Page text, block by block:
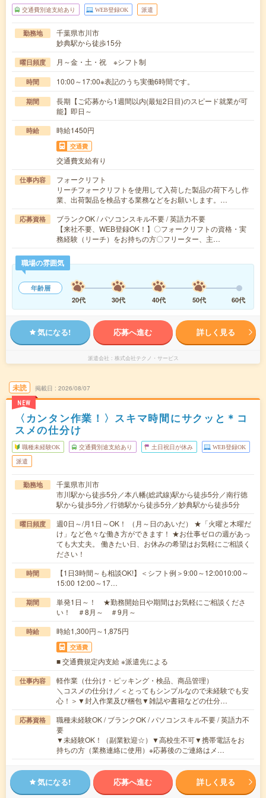
交通費別途支給あり WEB登録OK 派遣
勤務地
千葉県市川市
妙典駅から徒歩15分
曜日頻度 月～金・土・祝 ※シフト制
時間 10:00～17:00※表記のうち実働6時間です。
期間
長期【ご応募から1週間以内(最短2日目)のスピード就業が可
能】即日～
時給 時給1450円
交通費
交通費支給有り
仕事内容
フォークリフト
リーチフォークリフトを使用して入荷した製品の荷下ろし作
業、出荷製品を検品する業務などをお願いします。…
応募資格
ブランクOK / パソコンスキル不要 / 英語力不要
【来社不要、WEB登録OK！】〇フォークリフトの資格・実
務経験（リーチ）をお持ちの方〇フリーター、主…
職場の雰囲気
年齢層
20代
30代 40代 50代 60代
気になる! 応募へ進む 詳しく見る
派遣会社 株式会社テクノ・サービス
未読
NEW
掲載日 2026/08/07
〈カンタン作業！〉スキマ時間にサクッと＊コ
スメの仕分け
職種未経験OK 交通費別途支給あり 土日祝日が休み WEB登録OK
派遣
勤務地
千葉県市川市
市川駅から徒歩5分／本八幡(総武線)駅から徒歩5分／南行徳
駅から徒歩5分／行徳駅から徒歩5分／妙典駅から徒歩5分
曜日頻度
週0日～/月1日～OK！ （月～日のあいだ） ★「火曜と木曜だ
け」など色々な働き方ができます！ ★お仕事ゼロの週があっ
ても大丈夫。 働きたい日、お休みの希望はお気軽にご相談く
ださい！
時間
【1日3時間～も相談OK!】＜シフト例＞9:00～12:0010:00～
15:00 12:00～17…
期間
単発1日～！ ★勤務開始日や期間はお気軽にご相談くださ
い！ ＃8月～ ＃9月～
時給 時給1,300円～1,875円
交通費
■ 交通費規定内支給 ※派遣先による
仕事内容
軽作業（仕分け・ピッキング・検品、商品管理）
＼コスメの仕分け／＜とってもシンプルなので未経験でも安
心！＞▼封入作業及び梱包▼雑誌や書籍などの仕分…
応募資格
職種未経験OK / ブランクOK / パソコンスキル不要 / 英語力不
要
▼未経験OK！（副業歓迎☆）▼高校生不可▼携帯電話をお
持ちの方（業務連絡に使用）※応募後のご連絡はメ…
気になる! 応募へ進む 詳しく見る